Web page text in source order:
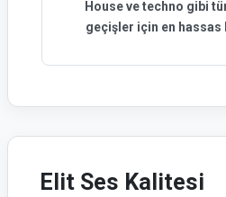
House ve techno gibi
geçişler için en
Elit Ses Kalitesi